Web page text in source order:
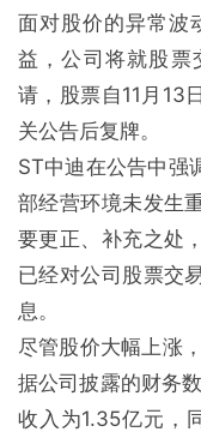
面对股价的异常波
益，公司将就股票
请，股票自11月13
关公告后复牌。
ST中迪在公告中强
部经营环境未发生
要更正、补充之处
已经对公司股票交
息。
尽管股价大幅上涨
据公司披露的财务
收入为1.35亿元，